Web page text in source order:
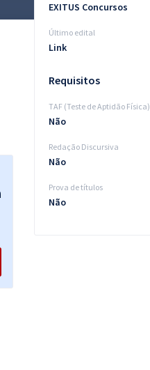
EXITUS Concursos
Último edital
Link
Requisitos
TAF (Teste de Aptidão Física)
Não
Redação Discursiva
Não
Prova de títulos
Não